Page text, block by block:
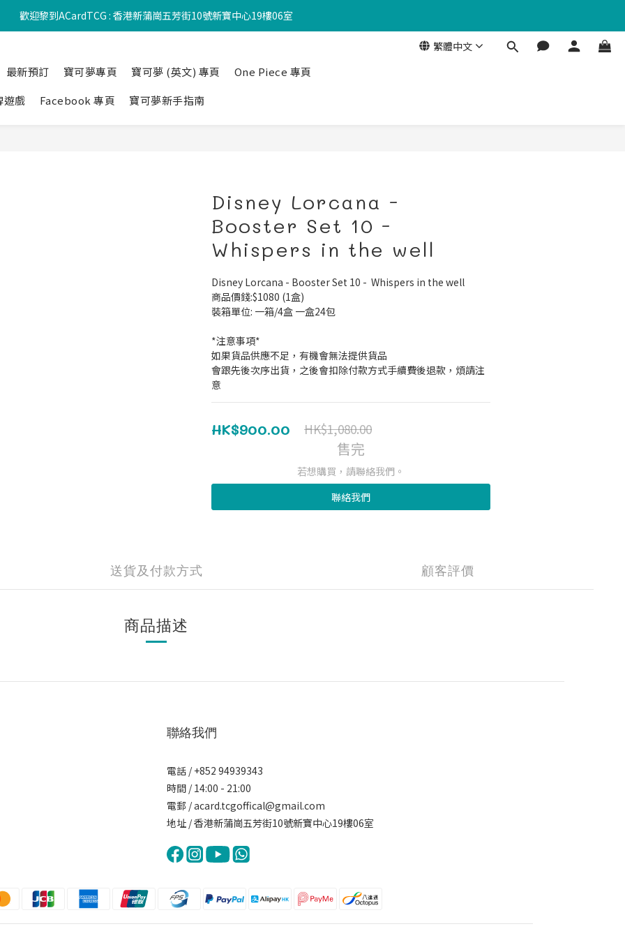
歡迎黎到ACardTCG : 香港新蒲崗五芳街10號新寶中心19樓06室
繁體中文
最新預訂 寶可夢專頁 寶可夢 (英文) 專頁
One Piece 專頁
遊戲
Facebook 專頁 寶可夢新手指南
Disney Lorcana -
Booster Set 10 -
Whispers in the well
Disney Lorcana - Booster Set 10 -  Whispers in the well
商品價錢:$1080 (1盒)
裝箱單位: 一箱/4盒 一盒24包
*注意事項*
如果貨品供應不足，有機會無法提供貨品
會跟先後次序出貨，之後會扣除付款方式手續費後退款，煩請注
意
HK$900.00 HK$1,080.00
售完
若想購買，請聯絡我們。
聯絡我們
送貨及付款方式 顧客評價
商品描述
聯絡我們
電話 / +852 94939343
時間 / 14:00 - 21:00
電郵 / acard.tcgoffical@gmail.com
地址 / 香港新蒲崗五芳街10號新寶中心19樓06室